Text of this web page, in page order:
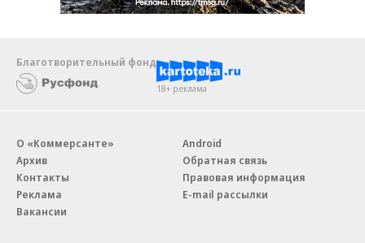
Благотворительный фонд
18+ реклама
О «Коммерсанте»
Архив
Контакты
Реклама
Вакансии
Android
Обратная связь
Правовая информация
E-mail рассылки